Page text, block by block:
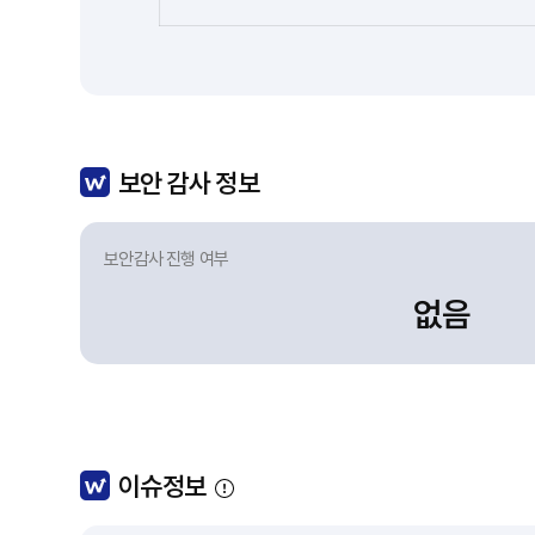
보안 감사 정보
보안감사 진행 여부
없음
이슈정보